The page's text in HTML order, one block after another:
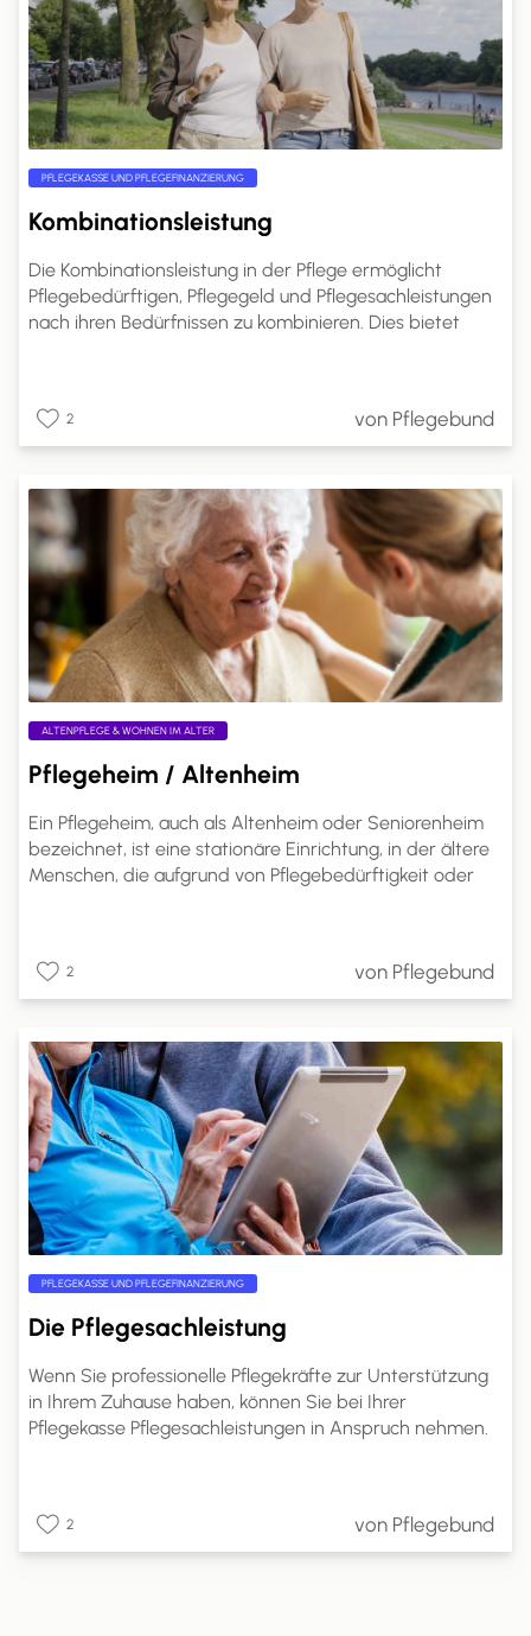
PFLEGEKASSE UND PFLEGEFINANZIERUNG
Kombinationsleistung
Die Kombinationsleistung in der Pflege ermöglicht
Pflegebedürftigen, Pflegegeld und Pflegesachleistungen
nach ihren Bedürfnissen zu kombinieren. Dies bietet
erforderlich, und die Kostenabrechnung erfolgt direkt
mit den Pflegeleistungserbringern. Dies ermöglicht eine
Bedürfnisse und Lebenssituationen.
2 von Pflegebund
ALTENPFLEGE & WOHNEN IM ALTER
Pflegeheim / Altenheim
Ein Pflegeheim, auch als Altenheim oder Seniorenheim
bezeichnet, ist eine stationäre Einrichtung, in der ältere
Menschen, die aufgrund von Pflegebedürftigkeit oder
Einrichtungen, die rund um die Uhr professionelle Pflege
und Unterstützung bieten.
2 von Pflegebund
PFLEGEKASSE UND PFLEGEFINANZIERUNG
Die Pflegesachleistung
Wenn Sie professionelle Pflegekräfte zur Unterstützung
in Ihrem Zuhause haben, können Sie bei Ihrer
Pflegekasse Pflegesachleistungen in Anspruch nehmen.
können, wie hoch Ihr Anspruch ist und wie Sie die
Pflegesachleistungen beantragen können.
2 von Pflegebund